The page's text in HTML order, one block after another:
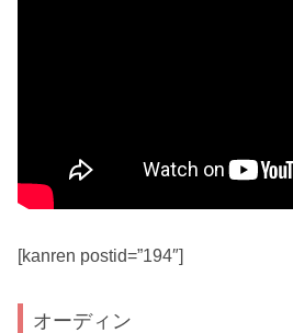
[kanren postid=”194″]
オーディン